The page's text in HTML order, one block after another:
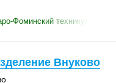
Фоминский техникум
Внуково